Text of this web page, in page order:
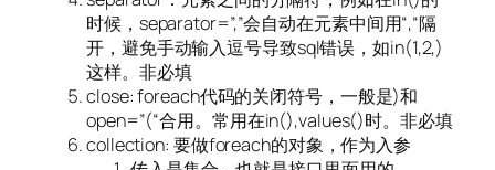
时候，separator=”,”会自动在元素中间用“,“隔
开，避免手动输入逗号导致sql错误，如in(1,2,)
这样。非必填
close: foreach代码的关闭符号，一般是)和
open=”(“合用。常用在in(),values()时。非必填
collection: 要做foreach的对象，作为入参